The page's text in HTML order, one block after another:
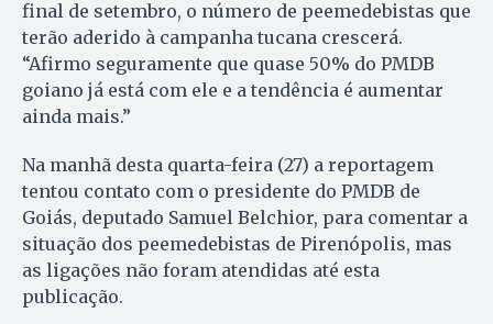
final de setembro, o número de peemedebistas que
terão aderido à campanha tucana crescerá.
“Afirmo seguramente que quase 50% do PMDB
goiano já está com ele e a tendência é aumentar
ainda mais.”
Na manhã desta quarta-feira (27) a reportagem
tentou contato com o presidente do PMDB de
Goiás, deputado Samuel Belchior, para comentar a
situação dos peemedebistas de Pirenópolis, mas
as ligações não foram atendidas até esta
publicação.